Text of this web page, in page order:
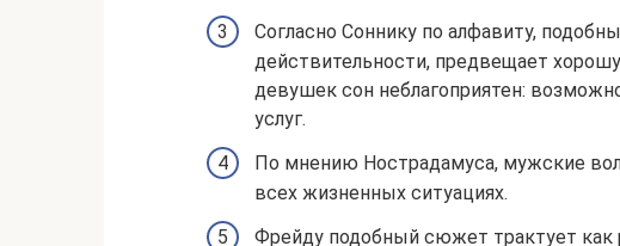
Согласно Соннику по алфавиту,
действительности, предвещает
девушек сон неблагоприятен:
услуг.
По мнению Нострадамуса, мужские
всех жизненных ситуациях.
Фрейду подобный сюжет трактует как